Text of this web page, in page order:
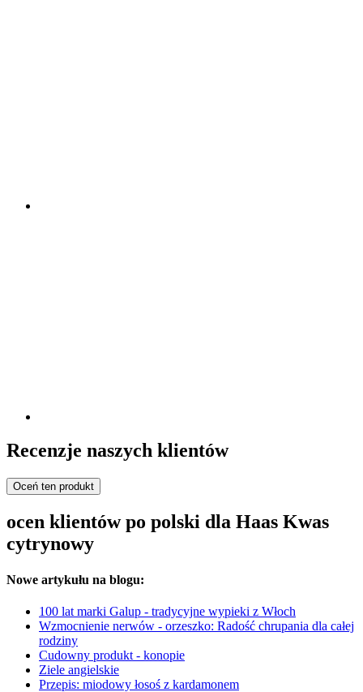
Recenzje naszych klientów
Oceń ten produkt
ocen klientów po polski dla Haas Kwas
cytrynowy
Nowe artykułu na blogu:
100 lat marki Galup - tradycyjne wypieki z Włoch
Wzmocnienie nerwów - orzeszko: Radość chrupania dla całej
rodziny
Cudowny produkt - konopie
Ziele angielskie
Przepis: miodowy łosoś z kardamonem